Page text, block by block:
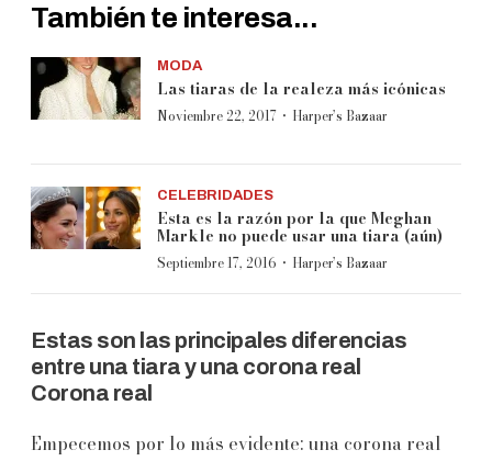
También te interesa...
MODA
Las tiaras de la realeza más icónicas
Noviembre 22, 2017 · Harper’s Bazaar
CELEBRIDADES
Esta es la razón por la que Meghan
Markle no puede usar una tiara (aún)
Septiembre 17, 2016 · Harper’s Bazaar
Estas son las principales diferencias
entre una tiara y una corona real
Corona real
Empecemos por lo más evidente: una corona real